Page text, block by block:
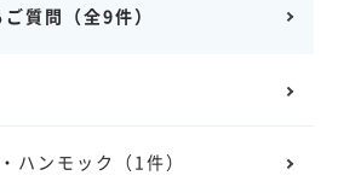
質問 （全9件）
ハンモック （1件）